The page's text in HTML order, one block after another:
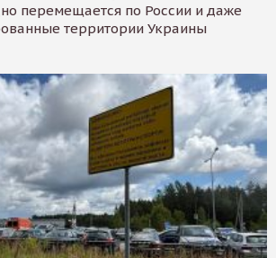
перемещается по России и даже
территории Украины